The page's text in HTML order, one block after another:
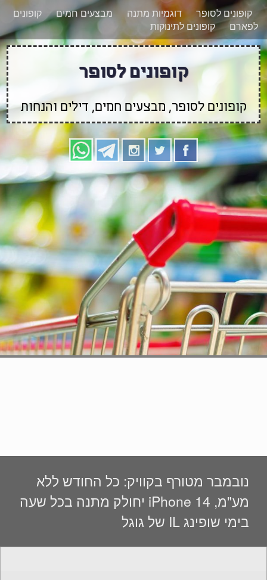
רוצים להישאר מעודכנים לגבי קופונים חדשים?
הצטרפו אלינו גם
בוואטסאפ
קופונים לסופר דוגמיות מתנה מבצעים חמים
קופונים
לפארם
קופונים לתינוקות
קופונים לסופר
קופונים לסופר, מבצעים חמים, דילים והנחות
נובמבר מטורף בקוויק: כל החודש ללא
מע"מ, iPhone 14 יחולק מתנה בכל שעה
בימי שופינג IL של גוגל